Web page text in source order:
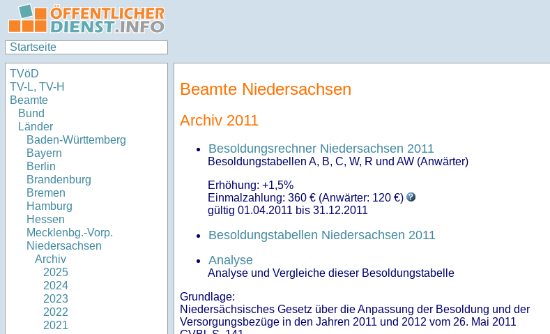
Startseite
TVöD
TV-L, TV-H
Beamte
Bund
Länder
Baden-Württemberg
Bayern
Berlin
Brandenburg
Bremen
Hamburg
Hessen
Mecklenbg.-Vorp.
Niedersachsen
Archiv
2025
2024
2023
2022
2021
Beamte Niedersachsen
Archiv 2011
Besoldungsrechner Niedersachsen 2011
Besoldungstabellen A, B, C, W, R und AW (Anwärter)
Erhöhung: +1,5%
Einmalzahlung: 360 € (Anwärter: 120 €)
gültig 01.04.2011 bis 31.12.2011
Besoldungstabellen Niedersachsen 2011
Analyse
Analyse und Vergleiche dieser Besoldungstabelle
Grundlage:
Niedersächsisches Gesetz über die Anpassung der Besoldung und der
Versorgungsbezüge in den Jahren 2011 und 2012 vom 26. Mai 2011